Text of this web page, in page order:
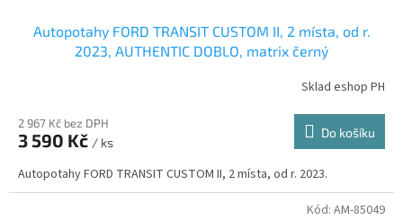
Autopotahy FORD TRANSIT CUSTOM II, 2 místa, od r.
2023, AUTHENTIC DOBLO, matrix černý
Sklad eshop PH
2 967 Kč bez DPH
3 590 Kč / ks
Do košíku
Autopotahy FORD TRANSIT CUSTOM II, 2 místa, od r. 2023.
Kód: AM-85049